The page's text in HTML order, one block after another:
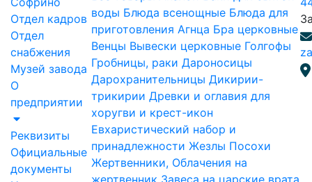
Отдел кадров
Отдел
снабжения
Музей завода
О
предприятии
Реквизиты
Официальные
документы
воды Блюда всенощные Блюда для
приготовления Агнца Бра церковные
Венцы Вывески церковные Голгофы
Гробницы, раки Дароносицы
Дарохранительницы Дикирии-
трикирии Древки и оглавия для
хоругви и крест-икон
Евхаристический набор и
принадлежности Жезлы Посохи
Жертвенники, Облачения на
жертвенник Завеса на царские врата